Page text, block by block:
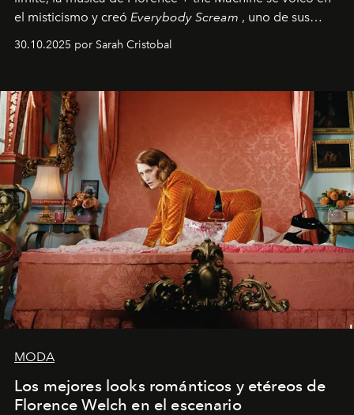
el misticismo y creó Everybody Scream , uno de sus
30.10.2025 por Sarah Cristobal
MODA
Los mejores looks románticos y etéreos de
Florence Welch en el escenario